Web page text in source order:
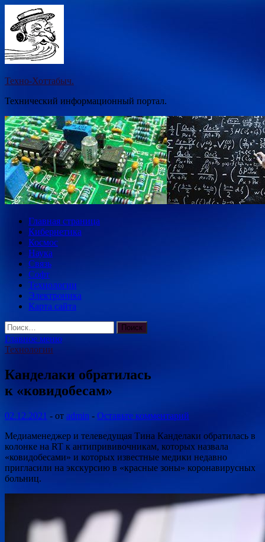
Перейти
содержимому
Техно-Хоттабыч.
Технический информационный портал.
Главная страница
Кибернетика
Космос
Наука
Связь
Софт
Технологии
Электроника
Карта сайта
Найти:
Главное меню
Технологии
Канделаки обратилась
к «ковидобесам»
02.12.2021 - от admin - Оставьте комментарий
Медиаменеджер и телеведущая Тина Канделаки обратилась в
колонке на RT к антипрививочникам, которых назвала
«ковидобесами» и которых известные медики недавно
пригласили на экскурсию в «красные зоны» коронавирусных
больниц.